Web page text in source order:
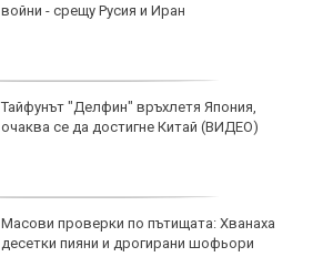
войни - срещу Русия и Иран
Тайфунът "Делфин" връхлетя Япония,
очаква се да достигне Китай (ВИДЕО)
Масови проверки по пътищата: Хванаха
десетки пияни и дрогирани шофьори